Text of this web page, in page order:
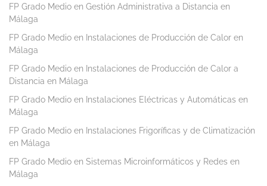
FP Grado Medio en Gestión Administrativa a Distancia en
Málaga
FP Grado Medio en Instalaciones de Producción de Calor en
Málaga
FP Grado Medio en Instalaciones de Producción de Calor a
Distancia en Málaga
FP Grado Medio en Instalaciones Eléctricas y Automáticas en
Málaga
FP Grado Medio en Instalaciones Frigoríficas y de Climatización
en Málaga
FP Grado Medio en Sistemas Microinformáticos y Redes en
Málaga